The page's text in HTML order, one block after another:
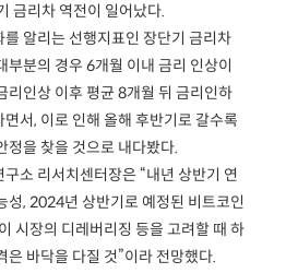
금리차 역전이 일어났다.
알리는 선행지표인 장단기 금리차
부분의 경우 6개월 이내 금리 인상이
리인상 이후 평균 8개월 뒤 금리인하
서, 이로 인해 올해 후반기로 갈수록
정을 찾을 것으로 내다봤다.
소 리서치센터장은 “내년 상반기 연
성, 2024년 상반기로 예정된 비트코인
시장의 디레버리징 등을 고려할 때 하
은 바닥을 다질 것”이라 전망했다.